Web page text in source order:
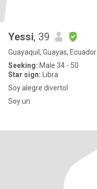
Yessi, 39
Guayaquil, Guayas, Ecuador
Seeking: Male 34 - 50
Star sign: Libra
Soy alegre divertol
Soy un